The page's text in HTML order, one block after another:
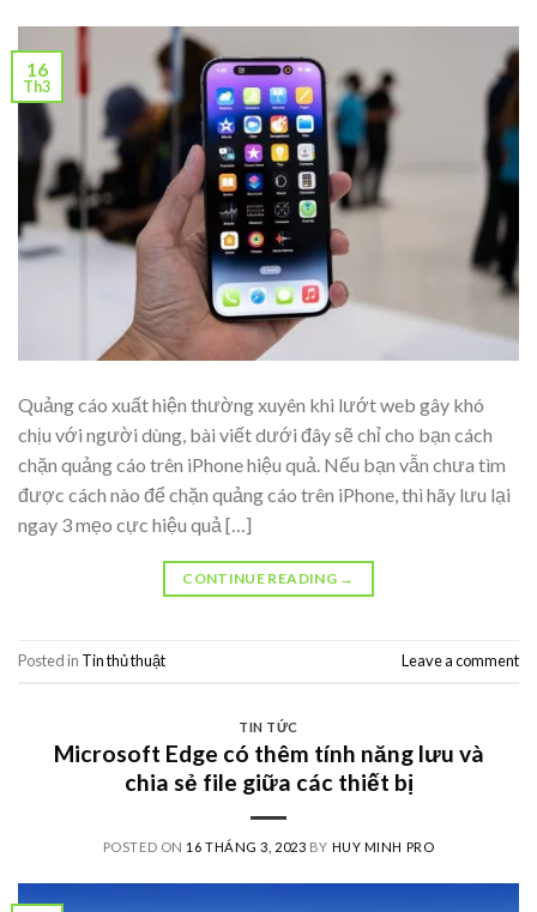
16
Th3
Quảng cáo xuất hiện thường xuyên khi lướt web gây khó
chịu với người dùng, bài viết dưới đây sẽ chỉ cho bạn cách
chặn quảng cáo trên iPhone hiệu quả. Nếu bạn vẫn chưa tìm
được cách nào để chặn quảng cáo trên iPhone, thì hãy lưu lại
ngay 3 mẹo cực hiệu quả […]
CONTINUE READING →
Posted in Tin thủ thuật Leave a comment
TIN TỨC
Microsoft Edge có thêm tính năng lưu và
chia sẻ file giữa các thiết bị
POSTED ON 16 THÁNG 3, 2023 BY HUY MINH PRO